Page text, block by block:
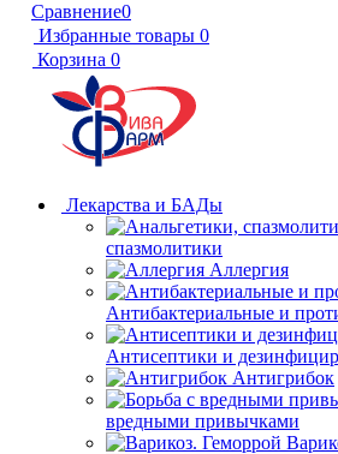
Сравнение0
Избранные товары 0
Корзина 0
Лекарства и БАДы
спазмолитики
Аллергия
Антибактериальные и
Антисептики и
Антигрибок
вредными привычками